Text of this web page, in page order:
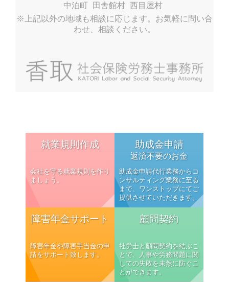
中泊町
田舎館村 西目屋村
※上記以外の地域も相談に応じます。お気軽に問い合
わせ、相談ください。
就業規則作成
会社を守る就業規則を作り
ましょう。
助成金申請
返済不要のお金
助成金申請代行業務からコ
ンサルティング業務に至る
まで、ワンストップにてご
提供させていただきます。
障害年金サポート
障害年金や障害手当金の申
請をサポート致します。
顧問契約
社労士と顧問契約を結ぶこ
とで、人事や労務問題に関
しての失敗を未然に防ぐこ
とができます。